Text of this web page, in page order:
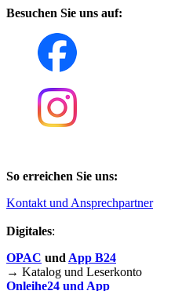
Besuchen Sie uns auf:
So erreichen Sie uns:
Kontakt und Ansprechpartner
Digitales:
OPAC und App B24
→ Katalog und Leserkonto
Onleihe24 und App